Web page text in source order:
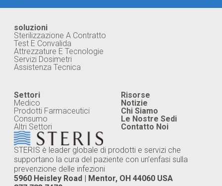
STERIS è leader globale di prodotti e servizi che
supportano la cura del paziente con un’enfasi sulla
prevenzione delle infezioni
5960 Heisley Road | Mentor, OH 44060 USA
soluzioni
Sterilizzazione A Contratto
Test E Convalida
Attrezzature E Tecnologie
Servizi Dosimetri
Assistenza Tecnica
Settori
Medico
Prodotti Farmaceutici
Consumo
Altri Settori
Risorse
Notizie
Chi Siamo
Le Nostre Sedi
Contatto Noi